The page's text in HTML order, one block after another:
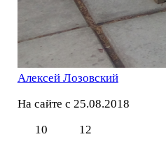
Алексей Лозовский
На сайте с 25.08.2018
10
12